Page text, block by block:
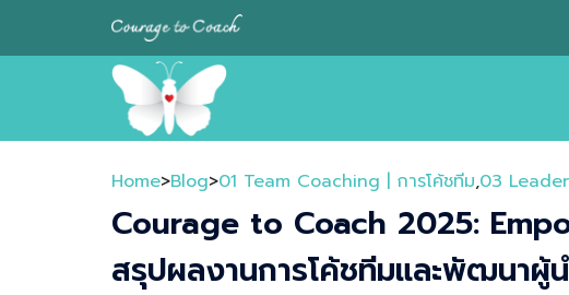
Home>Blog>01 Team Coaching | การโค้ชทีม,03
Courage to Coach 2025:
สรุปผลงานการโค้ชทีมและพัฒนาผู้